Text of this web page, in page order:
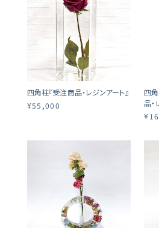
四角柱『受注商品・レジンアート』
¥55,000
四
品・